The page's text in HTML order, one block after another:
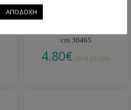
cm 30465
4.80€ ανά μέτρο
ΑΠΟΔΟΧΗ